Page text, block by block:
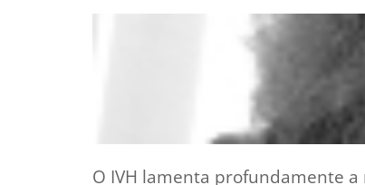
O IVH lamenta profundamente